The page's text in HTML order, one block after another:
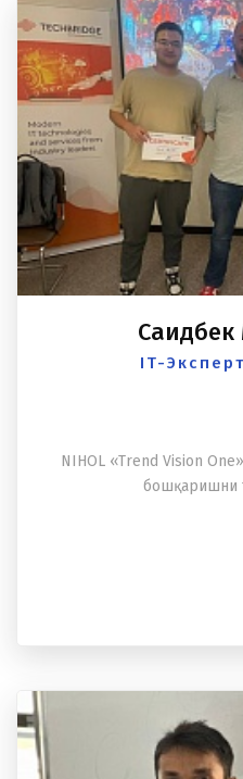
IT-
NIHOL «Trend Vision
бошқаришни